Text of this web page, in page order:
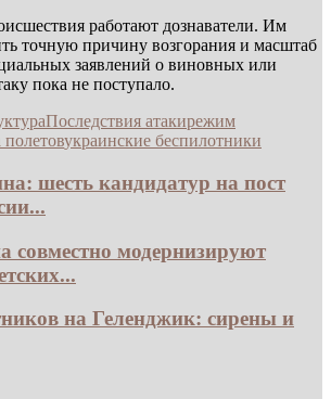
работают дознаватели. Им
точную причину возгорания и масштаб
заявлений о виновных или
пока не поступало.
Последствия атакирежим
полетовукраинские беспилотники
шесть кандидатур на пост
модернизируют
на Геленджик: сирены и